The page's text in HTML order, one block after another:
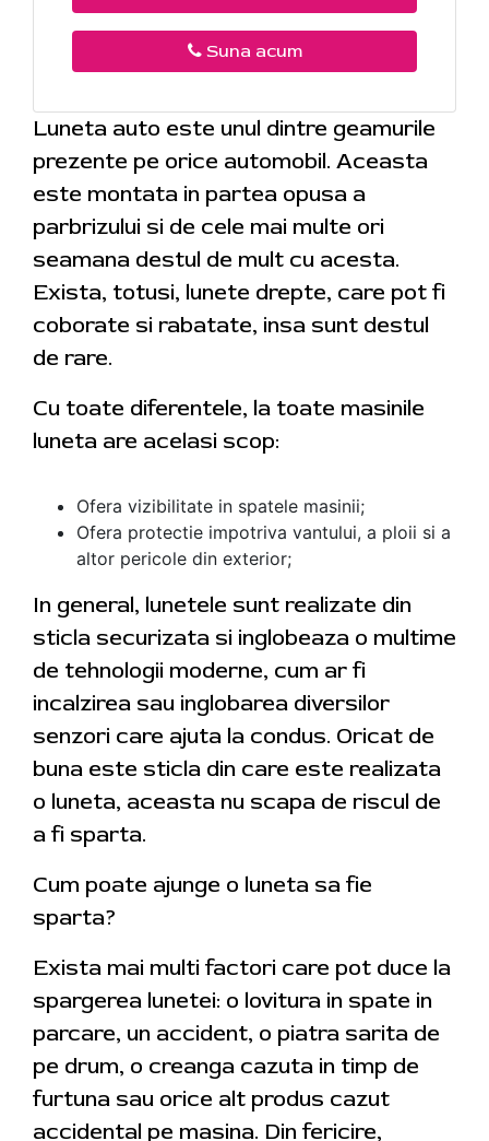
Suna acum
Luneta auto este unul dintre geamurile
prezente pe orice automobil. Aceasta
este montata in partea opusa a
parbrizului si de cele mai multe ori
seamana destul de mult cu acesta.
Exista, totusi, lunete drepte, care pot fi
coborate si rabatate, insa sunt destul
de rare.
Cu toate diferentele, la toate masinile
luneta are acelasi scop:
Ofera vizibilitate in spatele masinii;
Ofera protectie impotriva vantului, a ploii si a
altor pericole din exterior;
In general, lunetele sunt realizate din
sticla securizata si inglobeaza o multime
de tehnologii moderne, cum ar fi
incalzirea sau inglobarea diversilor
senzori care ajuta la condus. Oricat de
buna este sticla din care este realizata
o luneta, aceasta nu scapa de riscul de
a fi sparta.
Cum poate ajunge o luneta sa fie
sparta?
Exista mai multi factori care pot duce la
spargerea lunetei: o lovitura in spate in
parcare, un accident, o piatra sarita de
pe drum, o creanga cazuta in timp de
furtuna sau orice alt produs cazut
accidental pe masina. Din fericire,